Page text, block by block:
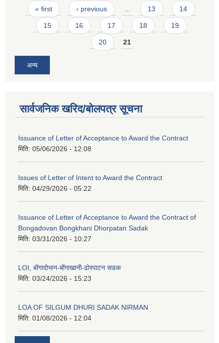
Pages
« first ‹ previous … 13 14
15 16 17 18 19
20 21
अन्य
सार्वजनिक खरिद/बोलपत्र सूचना
Issuance of Letter of Acceptance to Award the Contract
मिति: 05/06/2026 - 12:08
Issues of Letter of Intent to Award the Contract
मिति: 04/29/2026 - 05:22
Issuance of Letter of Acceptance to Award the Contract of
Bongadovan Bongkhani Dhorpatan Sadak
मिति: 03/31/2026 - 10:27
LOI, बोंगादोभान-बोंगाखानी-ढोरपाटन सडक
मिति: 03/24/2026 - 15:23
LOA OF SILGUM DHURI SADAK NIRMAN
मिति: 01/08/2026 - 12:04